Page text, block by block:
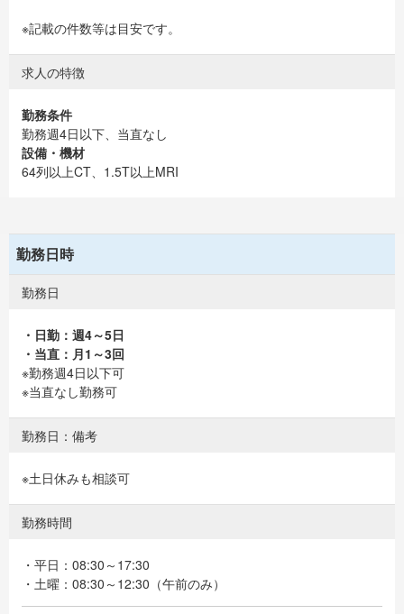
※記載の件数等は目安です。
求人の特徴
勤務条件
勤務週4日以下、当直なし
設備・機材
64列以上CT、1.5T以上MRI
勤務日時
勤務日
・日勤：週4～5日
・当直：月1～3回
※勤務週4日以下可
※当直なし勤務可
勤務日：備考
※土日休みも相談可
勤務時間
・平日：08:30～17:30
・土曜：08:30～12:30（午前のみ）